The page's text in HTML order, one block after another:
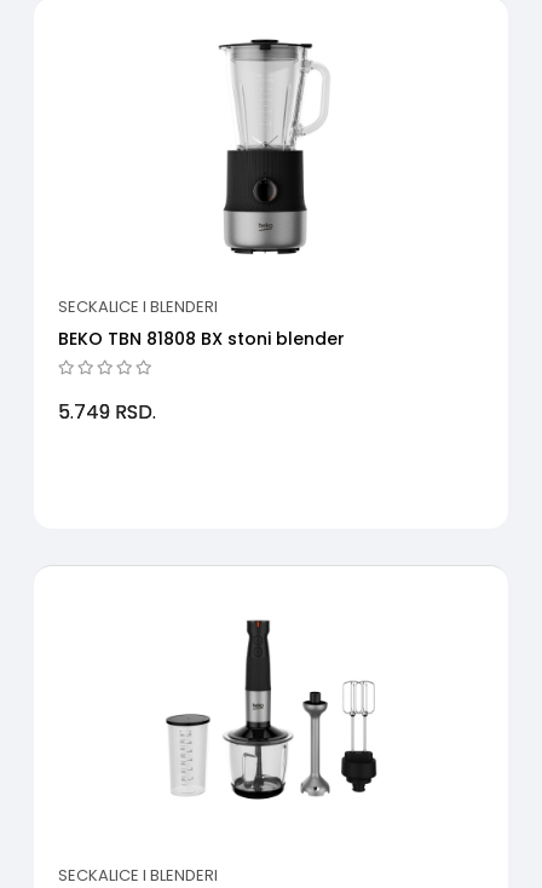
SECKALICE I BLENDERI
BEKO TBN 81808 BX stoni blender
5.749 RSD.
SECKALICE I BLENDERI